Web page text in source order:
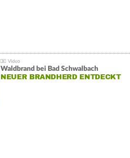
Waldbrand bei Bad Schwalbach
NEUER BRANDHERD ENTDECKT